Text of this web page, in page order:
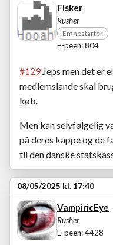
Fisker
Rusher
Emnestarter
E-peen: 804
#129 Jeps men det er
medlemslande skal
køb.
Men kan selvfølgelig
på deres kappe og de
til den danske
08/05/2025 kl. 17:40
VampiricEye
Rusher
E-peen: 4428